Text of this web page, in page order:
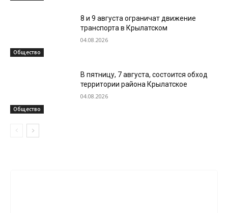
Общество
8 и 9 августа ограничат движение
транспорта в Крылатском
04.08.2026
Общество
В пятницу, 7 августа, состоится обход
территории района Крылатское
04.08.2026